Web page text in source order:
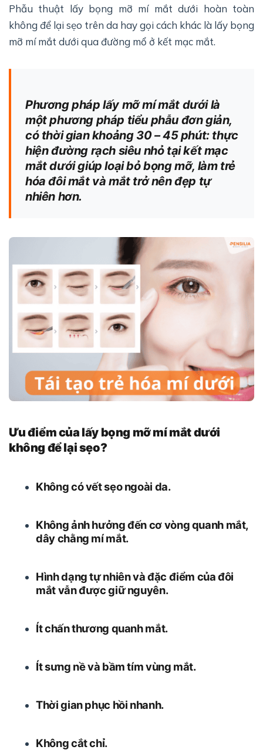
Phẫu thuật lấy bọng mỡ mí mắt dưới hoàn toàn
không để lại sẹo trên da hay gọi cách khác là lấy bọng
mỡ mí mắt dưới qua đường mổ ở kết mạc mắt.
Phương pháp lấy mỡ mí mắt dưới là
một phương pháp tiểu phẫu đơn giản,
có thời gian khoảng 30 – 45 phút: thực
hiện đường rạch siêu nhỏ tại kết mạc
mắt dưới giúp loại bỏ bọng mỡ, làm trẻ
hóa đôi mắt và mắt trở nên đẹp tự
nhiên hơn.
Ưu điểm của lấy bọng mỡ mí mắt dưới
không để lại sẹo?
Không có vết sẹo ngoài da.
Không ảnh hưởng đến cơ vòng quanh mắt,
dây chằng mí mắt.
Hình dạng tự nhiên và đặc điểm của đôi
mắt vẫn được giữ nguyên.
Ít chấn thương quanh mắt.
Ít sưng nề và bầm tím vùng mắt.
Thời gian phục hồi nhanh.
Không cắt chỉ.